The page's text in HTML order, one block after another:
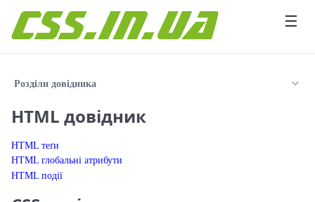
☰
Розділи довідника
HTML довідник
HTML теґи
HTML глобальні атрибути
HTML події